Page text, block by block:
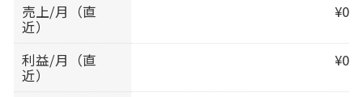
売上/月（直
近）
¥0
利益/月（直
近）
¥0